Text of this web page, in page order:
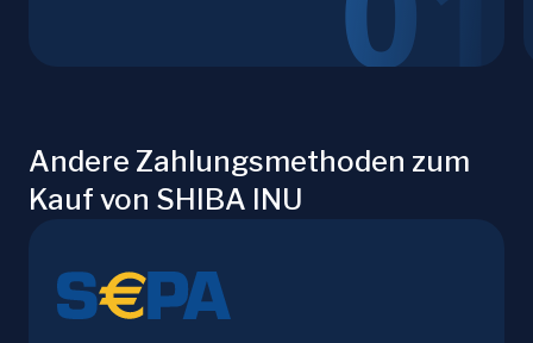
Andere Zahlungsmethoden zum
Kauf von SHIBA INU